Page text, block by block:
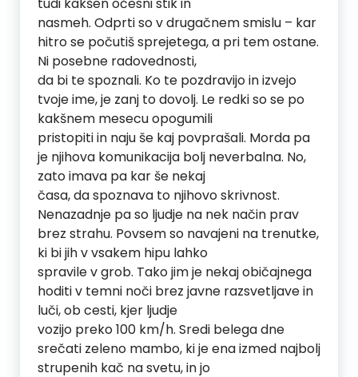
nasmeh. Odprti so v drugačnem smislu – kar
hitro se počutiš sprejetega, a pri tem ostane.
Ni posebne radovednosti,
da bi te spoznali. Ko te pozdravijo in izvejo
tvoje ime, je zanj to dovolj. Le redki so se po
kakšnem mesecu opogumili
pristopiti in naju še kaj povprašali. Morda pa
je njihova komunikacija bolj neverbalna. No,
zato imava pa kar še nekaj
časa, da spoznava to njihovo skrivnost.
Nenazadnje pa so ljudje na nek način prav
brez strahu. Povsem so navajeni na trenutke,
ki bi jih v vsakem hipu lahko
spravile v grob. Tako jim je nekaj običajnega
hoditi v temni noči brez javne razsvetljave in
luči, ob cesti, kjer ljudje
vozijo preko 100 km/h. Sredi belega dne
srečati zeleno mambo, ki je ena izmed najbolj
strupenih kač na svetu, in jo